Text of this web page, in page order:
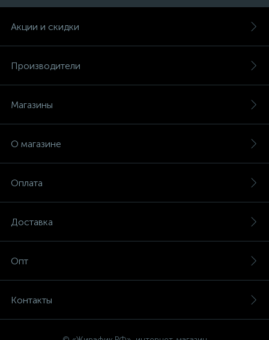
Акции и скидки
Производители
Магазины
О магазине
Оплата
Доставка
Опт
Контакты